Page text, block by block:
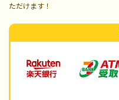
ただけます！